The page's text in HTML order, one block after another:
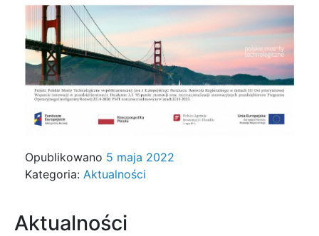
Opublikowano 5 maja 2022
Kategoria: Aktualności
Aktualności